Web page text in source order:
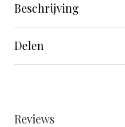
Beschrijving
Delen
Reviews